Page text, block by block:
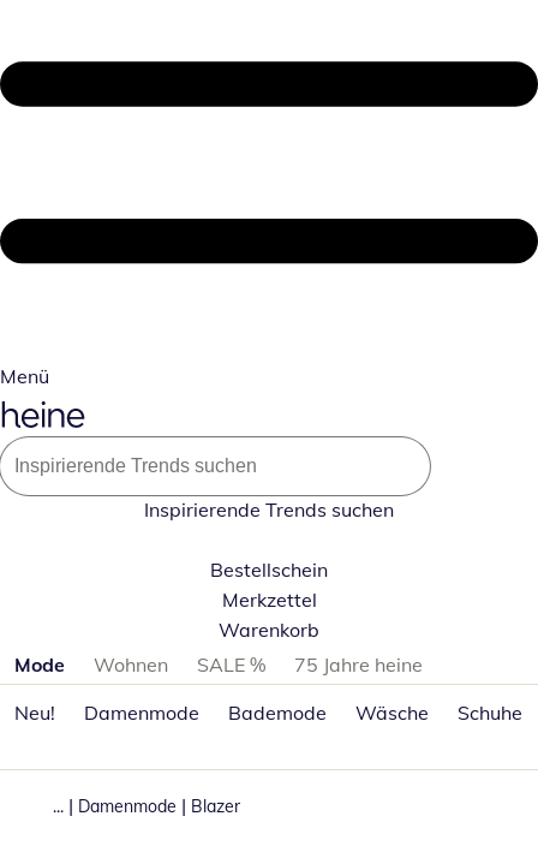
Menü
Inspirierende Trends suchen
Bestellschein
Merkzettel
Warenkorb
Produktkategorien überspringen
Mode Wohnen SALE %
75 Jahre heine
Neu!
Damenmode Bademode Wäsche Schuhe
... | Damenmode | Blazer